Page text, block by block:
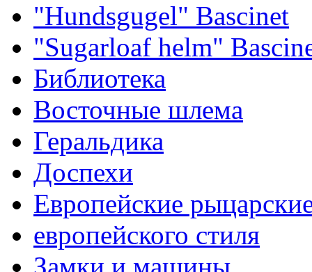
"Hundsgugel" Bascinet
"Sugarloaf helm"
Библиотека
Восточные шлема
Геральдика
Доспехи
Европейские
европейского стиля